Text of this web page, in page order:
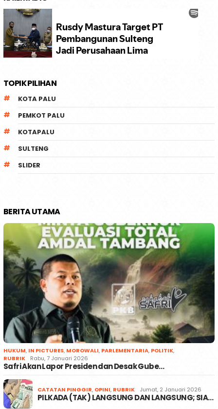
TOPIK PILIHAN
KOTA PALU
PEMKOT PALU
KOTAPALU
SULTENG
SLIDER
BERITA UTAMA
HUKUM, IN PICTURES, MOROWALI, PARLEMENTARIA, POLITIK,
RUBRIK
Rabu, 7 Januari 2026
Safri Akan Lapor Presiden dan Desak Gube…
CATATAN PINGGIR, OPINI, RUBRIK Jumat, 2 Januari 2026
PILKADA (TAK) LANGSUNG DAN LANGSUNG; SIA…